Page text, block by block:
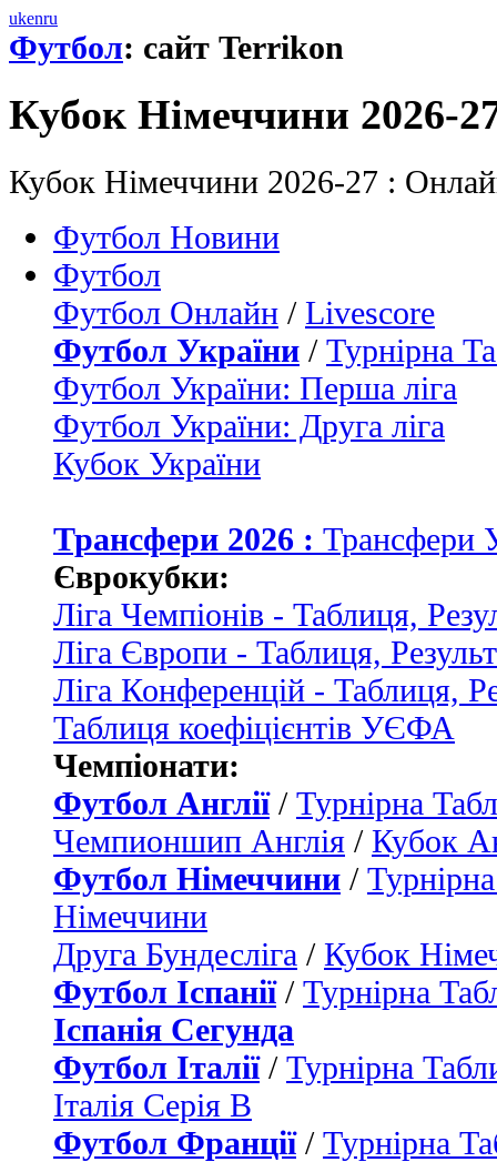
ukenru
Футбол: сайт Terrikon
Кубок Німеччини 2026-
Кубок Німеччини 2026-27 :
Футбол Новини
Футбол
Футбол Онлайн / Livescore
Футбол України / Турнірна
Футбол України: Перша ліга
Футбол України: Друга ліга
Кубок України
Трансфери 2026 : Трансфери
Єврокубки:
Ліга Чемпіонів - Таблиця,
Ліга Європи - Таблиця,
Ліга Конференцій - Таблиця,
Таблиця коефіцієнтів УЄФА
Чемпіонати:
Футбол Англії/ Турнірна
Чемпионшип Англія / Кубок
Футбол Німеччини /
Німеччини
Друга Бундесліга / Кубок
Футбол Іспанії/ Турнірна
Іспанія Сегунда
Футбол Італії/ Турнірна
Італія Серія B
Футбол Франції/ Турнірна